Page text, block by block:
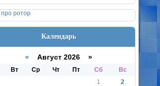
ротор
Календарь
« Август 2026 »
Вт Ср Чт Пт Сб
Вс
1
2